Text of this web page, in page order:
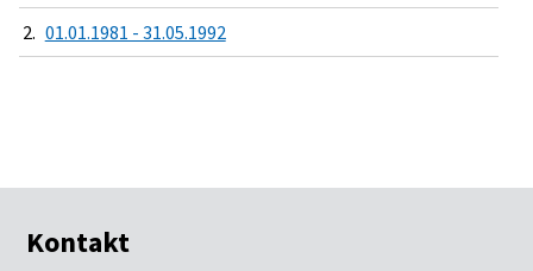
2. 01.01.1981 - 31.05.1992
Kontakt